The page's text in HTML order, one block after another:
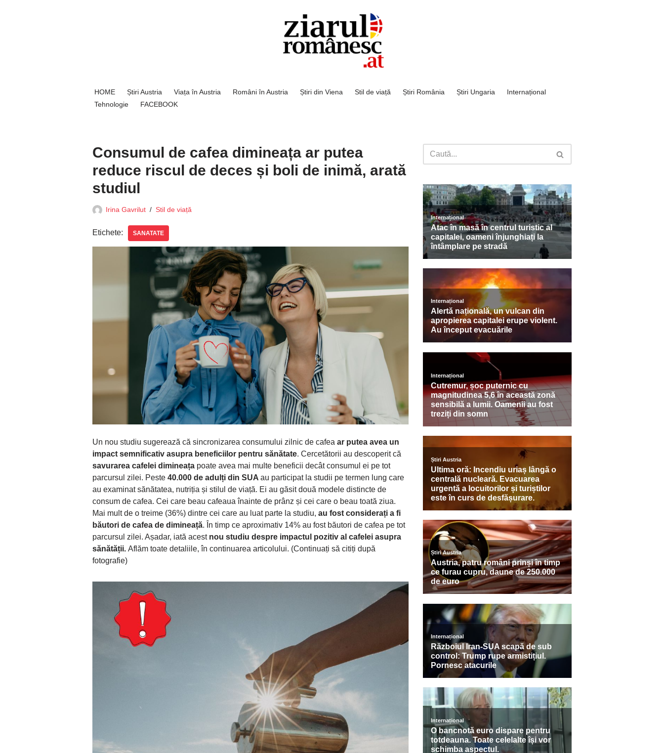
HOME Știri Austria Viața în Austria Români în Austria Știri din Viena Stil de viață Știri România Știri Ungaria
Internațional
Tehnologie
FACEBOOK
Consumul de cafea dimineața ar putea
reduce riscul de deces și boli de inimă, arată
studiul
Irina Gavrilut Stil de viață
Etichete: SANATATE
Un nou studiu sugerează că sincronizarea consumului zilnic de cafea ar putea avea un
impact semnificativ asupra beneficiilor pentru sănătate. Cercetătorii au descoperit că
savurarea cafelei dimineața poate avea mai multe beneficii decât consumul ei pe tot
parcursul zilei. Peste 40.000 de adulți din SUA au participat la studii pe termen lung care
au examinat sănătatea, nutriția și stilul de viață. Ei au găsit două modele distincte de
consum de cafea. Cei care beau cafeaua înainte de prânz și cei care o beau toată ziua.
Mai mult de o treime (36%) dintre cei care au luat parte la studiu, au fost considerați a fi
băutori de cafea de dimineață. În timp ce aproximativ 14% au fost băutori de cafea pe tot
parcursul zilei. Așadar, iată acest nou studiu despre impactul pozitiv al cafelei asupra
sănătății. Aflăm toate detaliile, în continuarea articolului. (Continuați să citiți după
fotografie)